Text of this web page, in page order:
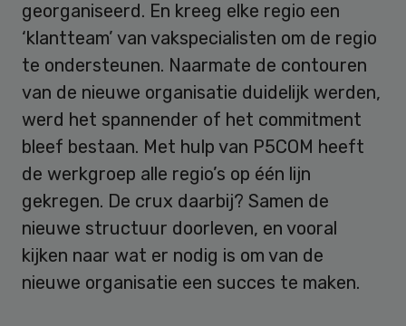
georganiseerd. En kreeg elke regio een
‘klantteam’ van vakspecialisten om de regio
te ondersteunen. Naarmate de contouren
van de nieuwe organisatie duidelijk werden,
werd het spannender of het commitment
bleef bestaan. Met hulp van P5COM heeft
de werkgroep alle regio’s op één lijn
gekregen. De crux daarbij? Samen de
nieuwe structuur doorleven, en vooral
kijken naar wat er nodig is om van de
nieuwe organisatie een succes te maken.